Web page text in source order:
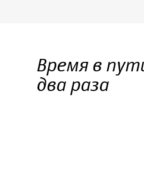
Время в
два раза